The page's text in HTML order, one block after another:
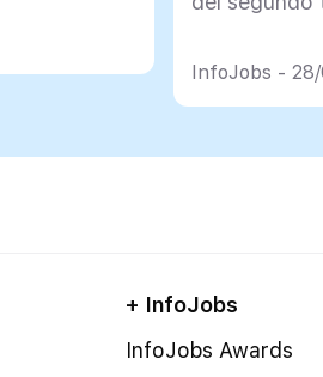
InfoJobs -
+ InfoJobs
InfoJobs Awards